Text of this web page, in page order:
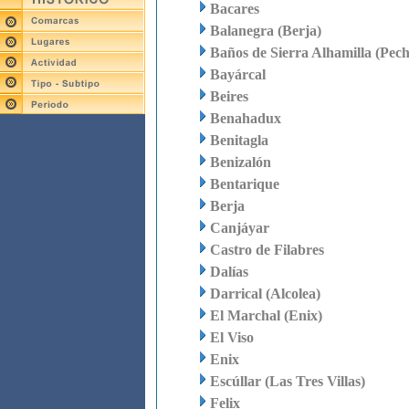
Bacares
Balanegra (Berja)
Baños de Sierra Alhamilla
Bayárcal
Beires
Benahadux
Benitagla
Benizalón
Bentarique
Berja
Canjáyar
Castro de Filabres
Dalías
Darrical (Alcolea)
El Marchal (Enix)
El Viso
Enix
Escúllar (Las Tres Villas)
Felix